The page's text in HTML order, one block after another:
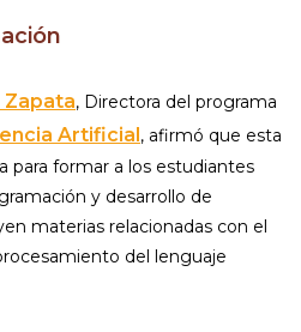
Zapata, Directora del programa
Artificial, afirmó que esta
para formar a los estudiantes
y desarrollo de
materias relacionadas con el
del lenguaje